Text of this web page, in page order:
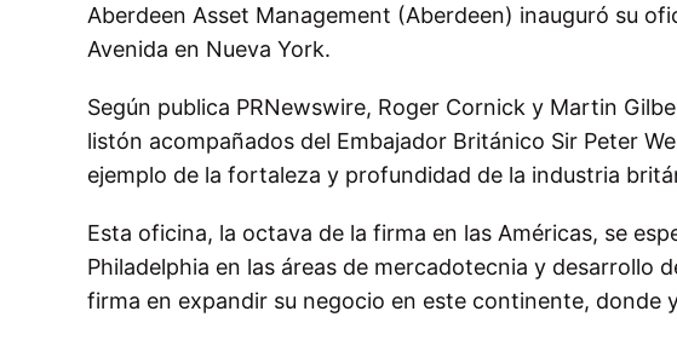
Aberdeen Asset Management (Aberdeen) inauguró su
Avenida en Nueva York.
Según publica PRNewswire, Roger Cornick y Martin
listón acompañados del Embajador Británico Sir Peter
ejemplo de la fortaleza y profundidad de la industria
Esta oficina, la octava de la firma en las Américas, se
Philadelphia en las áreas de mercadotecnia y desarrollo
firma en expandir su negocio en este continente, donde